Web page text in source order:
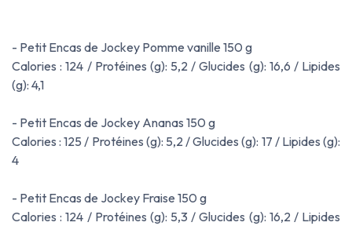
- Petit Encas de Jockey Pomme vanille 150 g
Calories : 124 / Protéines (g): 5,2 / Glucides (g): 16,6 / Lipides
(g): 4,1
- Petit Encas de Jockey Ananas 150 g
Calories : 125 / Protéines (g): 5,2 / Glucides (g): 17 / Lipides (g):
4
- Petit Encas de Jockey Fraise 150 g
Calories : 124 / Protéines (g): 5,3 / Glucides (g): 16,2 / Lipides